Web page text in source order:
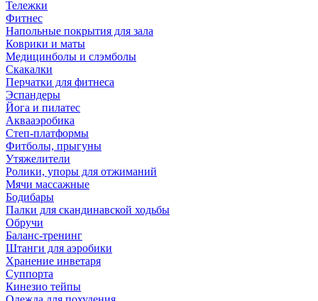
Тележки
Фитнес
Напольные покрытия для зала
Коврики и маты
Медицинболы и слэмболы
Скакалки
Перчатки для фитнеса
Эспандеры
Йога и пилатес
Аквааэробика
Степ-платформы
Фитболы, прыгуны
Утяжелители
Ролики, упоры для отжиманий
Мячи массажные
Бодибары
Палки для скандинавской ходьбы
Обручи
Баланс-тренинг
Штанги для аэробики
Хранение инветаря
Суппорта
Кинезио тейпы